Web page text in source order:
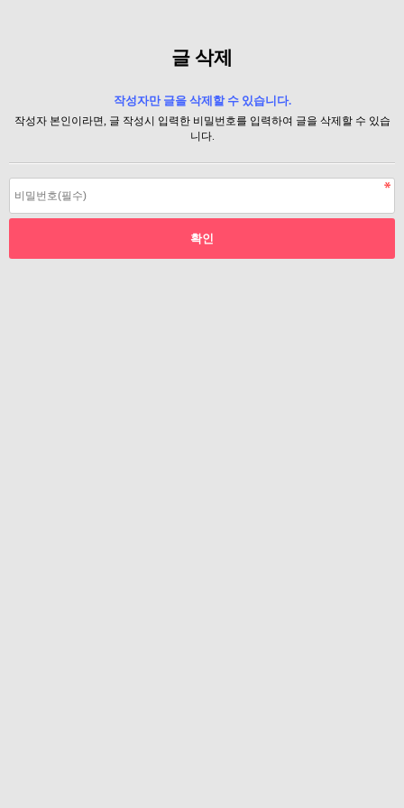
글 삭제
작성자만 글을 삭제할 수 있습니다.
작성자 본인이라면, 글 작성시 입력한 비밀번호를 입력하여 글을 삭제할 수 있습
니다.